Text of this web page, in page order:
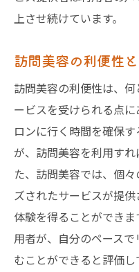
上させ続けています。
訪問美容の利便性
訪問美容の利便性は、
ービスを受けられる点
ロンに行く時間を確保
が、訪問美容を利用す
た、訪問美容では、個
ズされたサービスが提
体験を得ることができ
用者が、自分のペース
むことができると評価